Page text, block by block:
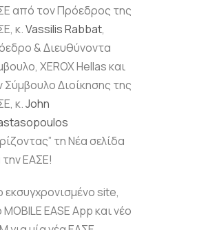
από τον Πρόεδρος της
κ.Vassilis Rabbat,
& Διευθύνοντα
XEROX Hellas και
Σύμβουλο Διοίκησης της
κ.John
τη Νέα σελίδα
την ΕΑΣΕ!
εκσυγχρονισμένο site,
MOBILE EASE App και νέο